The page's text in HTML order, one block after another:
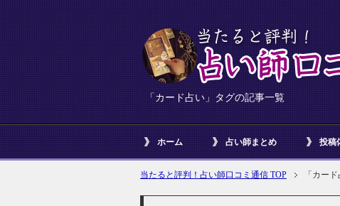
「カード占い」タグの記事一覧
ホーム 占い師まとめ 投稿
当たると評判！占い師口コミ通信 TOP 「カー